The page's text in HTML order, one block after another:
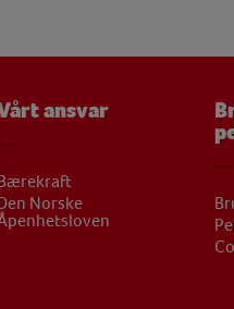
ansvar
Norske